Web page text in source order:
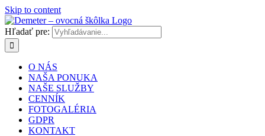
Skip to content
Hľadať pre:
O NÁS
NAŠA PONUKA
NAŠE SLUŽBY
CENNÍK
FOTOGALÉRIA
GDPR
KONTAKT